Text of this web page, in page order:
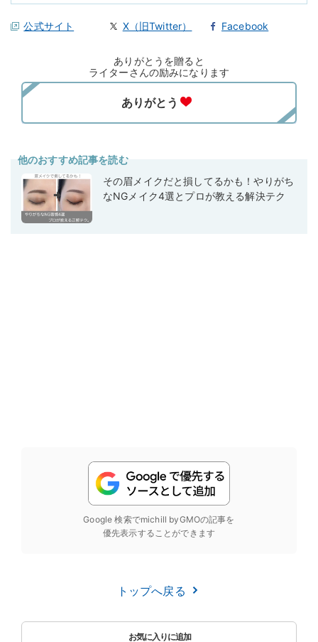
公式サイト X（旧Twitter） Facebook
ありがとうを贈ると
ライターさんの励みになります
他のおすすめ記事を読む
その眉メイクだと損してるかも！やりがち
なNGメイク4選とプロが教える解決テク
Google 検索でmichill byGMOの記事を
優先表示することができます
トップへ戻る